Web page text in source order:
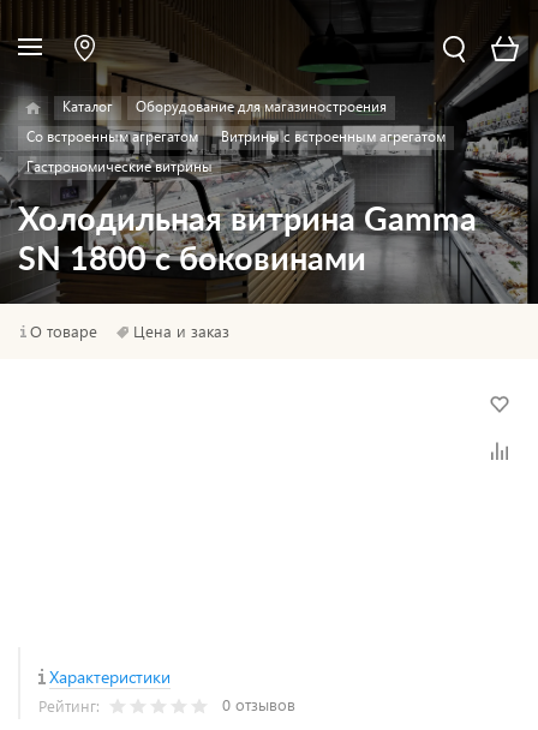
Каталог
Оборудование для магазиностроения
Со встроенным агрегатом
Витрины с встроенным агрегатом
Гастрономические витрины
Холодильная витрина Gamma
SN 1800 с боковинами
О товаре Цена и заказ
Характеристики
Рейтинг: 0 отзывов